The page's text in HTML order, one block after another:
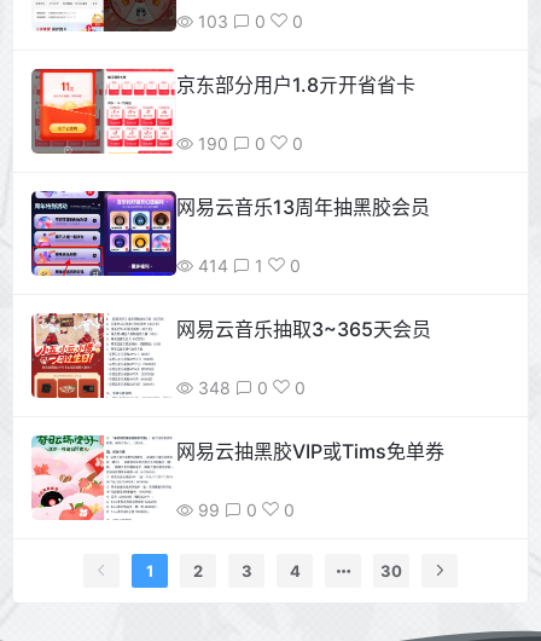
103 0 0
京东部分用户1.8亓开省省卡
190 0 0
网易云音乐13周年抽黑胶会员
414 1 0
网易云音乐抽取3~365天会员
348 0 0
网易云抽黑胶VIP或Tims免单券
99 0 0
1 2 3 4 30